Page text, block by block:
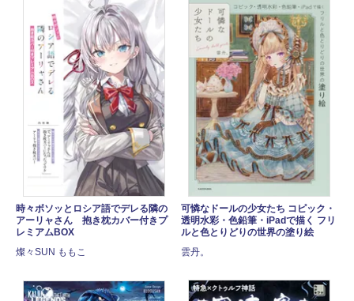
時々ボソッとロシア語でデレる隣の
アーリャさん 抱き枕カバー付きプ
レミアムBOX
燦々SUN ももこ
可憐なドールの少女たち コピック・
透明水彩・色鉛筆・iPadで描く フリ
ルと色とりどりの世界の塗り絵
雲丹。